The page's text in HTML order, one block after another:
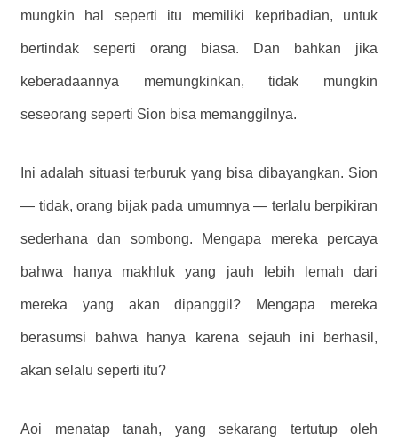
mungkin hal seperti itu memiliki kepribadian, untuk
bertindak seperti orang biasa. Dan bahkan jika
keberadaannya memungkinkan, tidak mungkin
seseorang seperti Sion bisa memanggilnya.
Ini adalah situasi terburuk yang bisa dibayangkan. Sion
— tidak, orang bijak pada umumnya — terlalu berpikiran
sederhana dan sombong. Mengapa mereka percaya
bahwa hanya makhluk yang jauh lebih lemah dari
mereka yang akan dipanggil? Mengapa mereka
berasumsi bahwa hanya karena sejauh ini berhasil,
akan selalu seperti itu?
Aoi menatap tanah, yang sekarang tertutup oleh